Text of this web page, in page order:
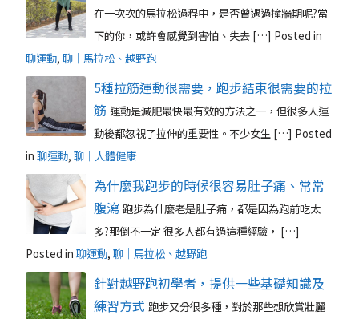
在一次次的馬拉松過程中，是否曾遇過撞牆期呢?當
下的你，或許會感覺到害怕、失去 […] Posted in
聊運動, 聊｜馬拉松、越野跑
5種拉筋運動很需要，跑步結束很需要的拉
筋 運動是減肥最快最有效的方法之一，但很多人運
動後都忽視了拉伸的重要性。不少女生 […] Posted
in 聊運動, 聊｜人體健康
為什麼我跑步的時候很容易肚子痛、常常
腹瀉 跑步為什麼老是肚子痛，都是因為跑前吃太
多?那倒不一定 很多人都有過這種經驗， […]
Posted in 聊運動, 聊｜馬拉松、越野跑
針對越野跑初學者，提供一些基礎知識及
練習方式 跑步又分很多種，對於那些想欣賞壯麗